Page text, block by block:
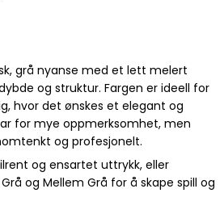
grå nyanse med et lett melert
og struktur. Fargen er ideell for
hvor det ønskes et elegant og
for mye oppmerksomhet, men
og profesjonelt.
og ensartet uttrykk, eller
og Mellem Grå for å skape spill og